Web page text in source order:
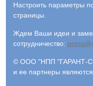
Настроить параметры
страницы.
Ждем Ваши идеи и
сотрудничество:
© ООО "НПП "ГАРАНТ-
и ее партнеры